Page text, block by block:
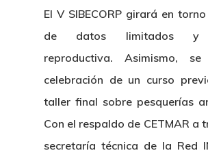
El V SIBECORP girará en
de datos limitados y
reproductiva. Asimismo,
celebración de un curso
taller final sobre pesquerías
Con el respaldo de CETMAR a
secretaría técnica de la Red